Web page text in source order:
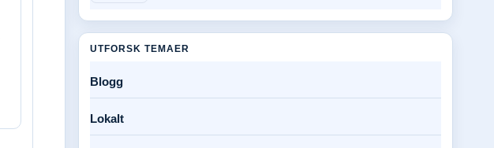
UTFORSK TEMAER
Blogg
Lokalt